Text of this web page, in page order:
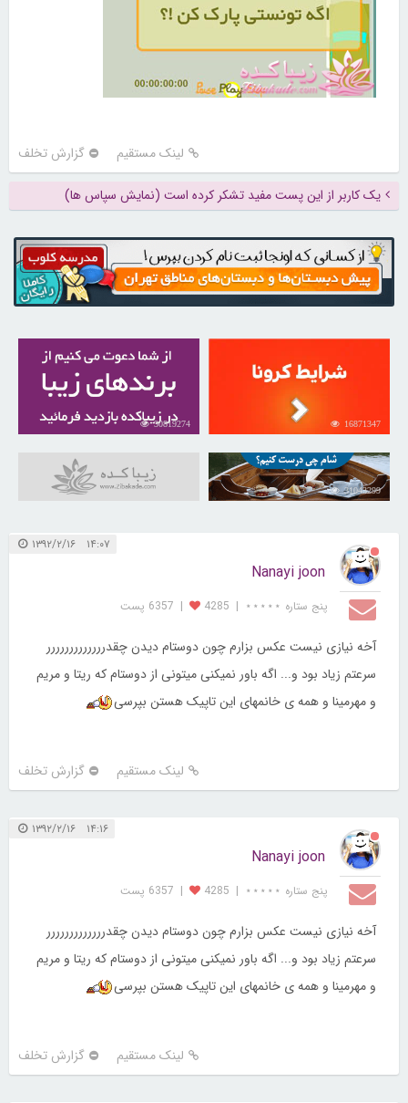
لینک مستقیم گزارش تخلف
یک کاربر از این پست مفید تشکر کرده است (نمایش سپاس ها)
16871347
30819274
31043299
۱۴:۰۷ ۱۳۹۲/۲/۱۶
Nanayi joon
پنج ستاره ⋆⋆⋆⋆⋆ |
4285
| 6357 پست
آخه نیازی نیست عکس بزارم چون دوستام دیدن چقدررررررررررررر
سرعتم زیاد بود و... اگه باور نمیکنی میتونی از دوستام که ریتا و مریم
و مهرمینا و همه ی خانمهای این تاپیک هستن بپرسی
لینک مستقیم گزارش تخلف
۱۴:۱۶ ۱۳۹۲/۲/۱۶
Nanayi joon
پنج ستاره ⋆⋆⋆⋆⋆ |
4285
| 6357 پست
آخه نیازی نیست عکس بزارم چون دوستام دیدن چقدررررررررررررر
سرعتم زیاد بود و... اگه باور نمیکنی میتونی از دوستام که ریتا و مریم
و مهرمینا و همه ی خانمهای این تاپیک هستن بپرسی
لینک مستقیم گزارش تخلف